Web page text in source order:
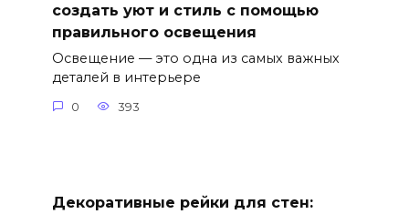
создать уют и стиль с помощью
правильного освещения
Освещение — это одна из самых важных
деталей в интерьере
0 393
Декоративные рейки для стен: